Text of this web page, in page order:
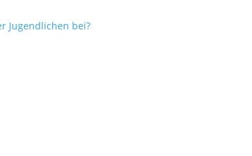
Jugendlichen bei?